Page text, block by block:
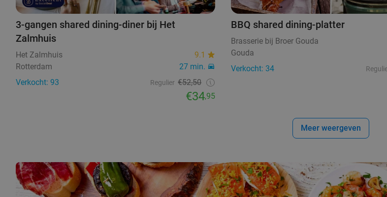
3-gangen shared dining-diner bij Het
Zalmhuis
Het Zalmhuis
9.1
Rotterdam
27 min.
Verkocht: 93
Regulier €52,50
€34,95
BBQ shared dining-platter
Brasserie bij Broer Gouda
Gouda
Verkocht: 34
Meer weergeven